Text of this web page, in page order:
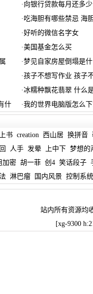
· 向银行贷款每月还多少
· 吃海胆有哪些禁忌 海
·好听的微信名字女
·美国基金怎么买
·梦见自家房屋倒塌是
·孩子不想写作业 孩子
·冰糯种飘花翡翠 什么
什 ·我的世界电脑版怎么
书 creation 西山居 换拼音
人手 发晕 上中下 梦想的
加密 胡一菲 创4 笑话段子
淋巴瘤 国内风景 控制系统
站内所有资源均
[xg-9300